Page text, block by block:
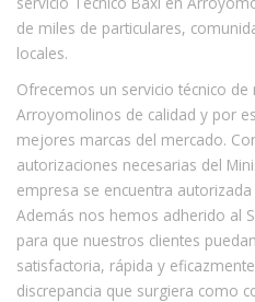
de miles de particulares,
locales.
Ofrecemos un servicio técnico
Arroyomolinos de calidad y por
mejores marcas del mercado.
autorizaciones necesarias del
empresa se encuentra
Además nos hemos adherido al
para que nuestros clientes
satisfactoria, rápida y
discrepancia que surgiera como